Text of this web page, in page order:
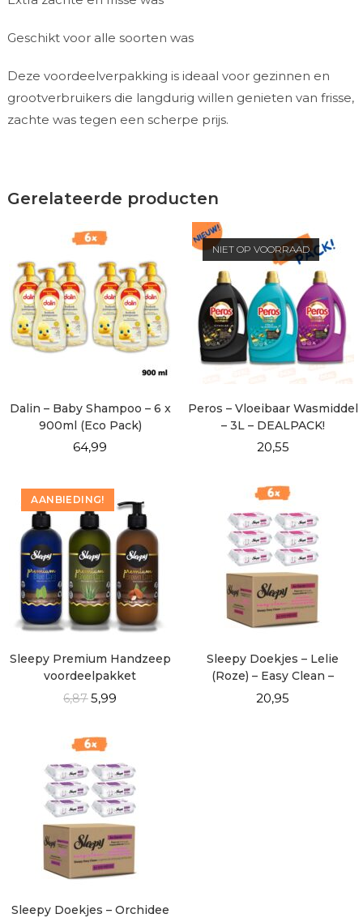
Geschikt voor alle soorten was
Deze voordeelverpakking is ideaal voor gezinnen en
grootverbruikers die langdurig willen genieten van frisse,
zachte was tegen een scherpe prijs.
Gerelateerde producten
Dalin – Baby Shampoo – 6 x
900ml (Eco Pack)
64,99
NIET OP VOORRAAD
Peros – Vloeibaar Wasmiddel
– 3L – DEALPACK!
20,55
AANBIEDING!
Sleepy Premium Handzeep
voordeelpakket
6,87 5,99
Sleepy Doekjes – Lelie
(Roze) – Easy Clean –
DOOSVOORDEEL 6×100
20,95
Sleepy Doekjes – Orchidee